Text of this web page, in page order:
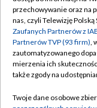
przechowywanie oraz na
nas, czyli Telewizję Polską
Zaufanych Partnerów z
Partnerów TVP (93 firm),
zautomatyzowanego
mierzenia ich
także zgody na
Twoje dane osobowe